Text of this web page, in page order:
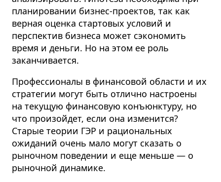
планировании бизнес-проектов, так как
верная оценка стартовых условий и
перспектив бизнеса может сэкономить
время и деньги. Но на этом ее роль
заканчивается.
Профессионалы в финансовой области и их
стратегии могут быть отлично настроены
на текущую финансовую конъюнктуру, но
что произойдет, если она изменится?
Старые теории ГЭР и рациональных
ожиданий очень мало могут сказать о
рыночном поведении и еще меньше — о
рыночной динамике.